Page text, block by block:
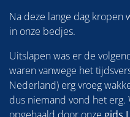
Na deze lange dag kropen
in onze bedjes.
Uitslapen was er de
waren vanwege het
Nederland) erg vroeg
dus niemand vond het